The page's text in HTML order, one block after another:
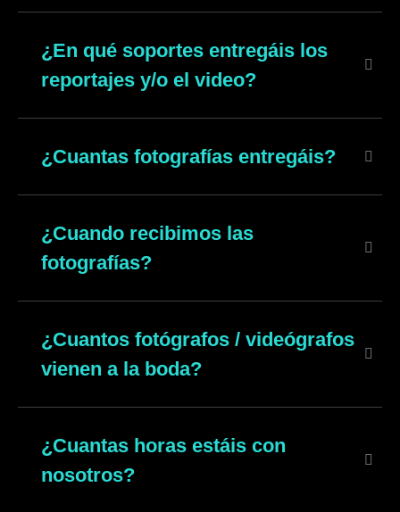
¿En qué soportes entregáis los
reportajes y/o el video?
¿Cuantas fotografías entregáis?
¿Cuando recibimos las
fotografías?
¿Cuantos fotógrafos / videógrafos
vienen a la boda?
¿Cuantas horas estáis con
nosotros?